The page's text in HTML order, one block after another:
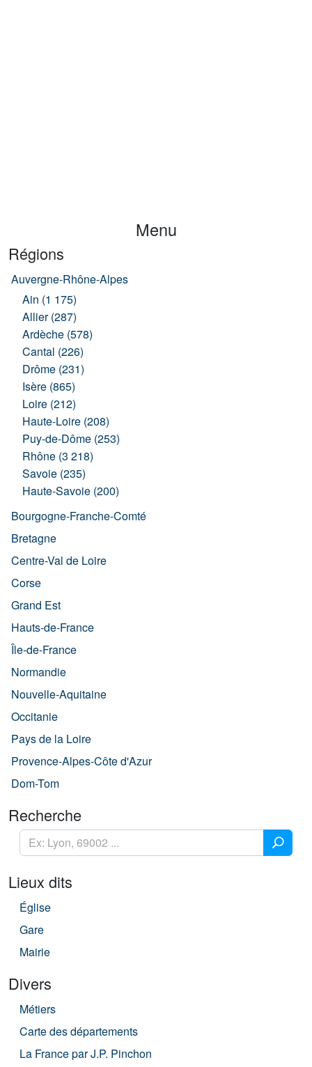
Menu
Régions
Auvergne-Rhône-Alpes
Ain (1 175)
Allier (287)
Ardèche (578)
Cantal (226)
Drôme (231)
Isère (865)
Loire (212)
Haute-Loire (208)
Puy-de-Dôme (253)
Rhône (3 218)
Savoie (235)
Haute-Savoie (200)
Bourgogne-Franche-Comté
Bretagne
Centre-Val de Loire
Corse
Grand Est
Hauts-de-France
Île-de-France
Normandie
Nouvelle-Aquitaine
Occitanie
Pays de la Loire
Provence-Alpes-Côte d'Azur
Dom-Tom
Recherche
Lieux dits
Église
Gare
Mairie
Divers
Métiers
Carte des départements
La France par J.P. Pinchon